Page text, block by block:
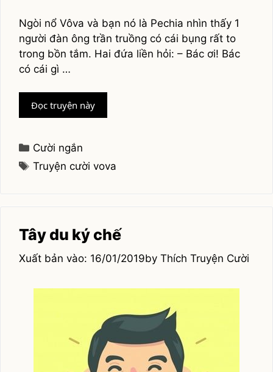
Ngòi nổ Vôva và bạn nó là Pechia nhìn thấy 1
người đàn ông trần truồng có cái bụng rất to
trong bồn tắm. Hai đứa liền hỏi: – Bác ơi! Bác
có cái gì …
Đọc truyện nàySeri
Vô
Categories
Cười ngắn
Tags
Truyện cười vova
Tây du ký chế
16/01/2019by Thích Truyện Cười